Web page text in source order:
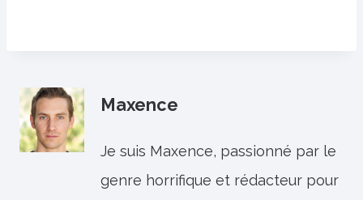
Maxence
Je suis Maxence, passionné par le
genre horrifique et rédacteur pour